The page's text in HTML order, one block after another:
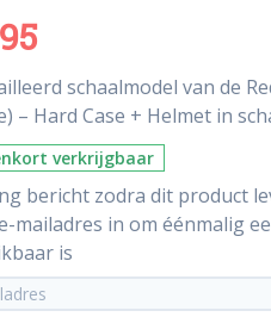
schaalmodel van de
– Hard Case + Helmet in
verkrijgbaar
bericht zodra dit product
mailadres in om éénmalig
is